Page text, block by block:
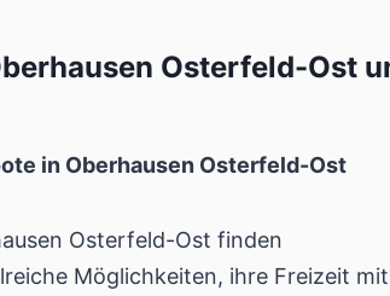
Osterfeld-Ost
in Oberhausen Osterfeld-Ost
Osterfeld-Ost finden
Möglichkeiten, ihre Freizeit mit